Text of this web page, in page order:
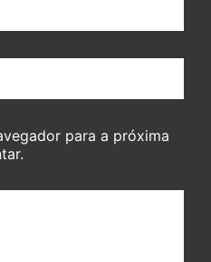
para a próxima